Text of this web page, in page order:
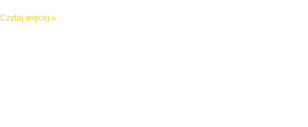
Czytaj więcej »